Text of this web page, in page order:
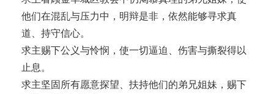
他们在混乱与压力中，明辩是非，依然能够寻求真
道、持守信心。
求主赐下公义与怜悯，使一切逼迫、伤害与撕裂得以
止息。
求主坚固所有愿意探望、扶持他们的弟兄姐妹，赐下